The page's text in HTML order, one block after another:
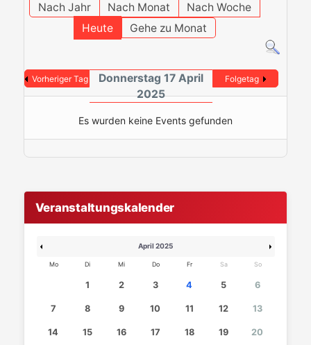
Nach Jahr Nach Monat
Nach Woche
Heute
Gehe zu Monat
Vorheriger Tag
Donnerstag 17 April
2025
Folgetag
Es wurden keine Events gefunden
Veranstaltungskalender
April 2025
Mo Di Mi Do Fr Sa So
1 2 3 4 5 6
7 8 9 10 11 12 13
14 15 16 17 18 19 20